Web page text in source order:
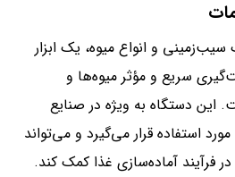
و انواع میوه، یک ابزار
سریع و مؤثر میوه‌ها و
دستگاه به ویژه در صنایع
استفاده قرار می‌گیرد و می‌تواند
فرآیند آماده‌سازی غذا کمک کند.